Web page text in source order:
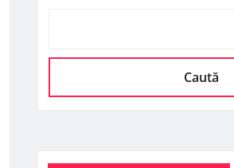
Caută